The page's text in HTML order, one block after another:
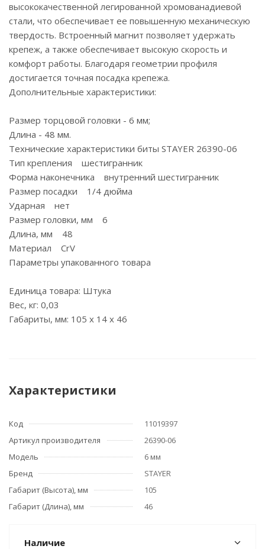
высококачественной легированной хромованадиевой
стали, что обеспечивает ее повышенную механическую
твердость. Встроенный магнит позволяет удержать
крепеж, а также обеспечивает высокую скорость и
комфорт работы. Благодаря геометрии профиля
достигается точная посадка крепежа.
Дополнительные характеристики:
Размер торцовой головки - 6 мм;
Длина - 48 мм.
Технические характеристики биты STAYER 26390-06
Тип крепления шестигранник
Форма наконечника внутренний шестигранник
Размер посадки 1/4 дюйма
Ударная нет
Размер головки, мм 6
Длина, мм 48
Материал CrV
Параметры упакованного товара
Единица товара: Штука
Вес, кг: 0,03
Габариты, мм: 105 x 14 x 46
Характеристики
Код
11019397
Артикул производителя
26390-06
Модель
6 мм
Бренд
STAYER
Габарит (Высота), мм
105
Габарит (Длина), мм
46
Наличие